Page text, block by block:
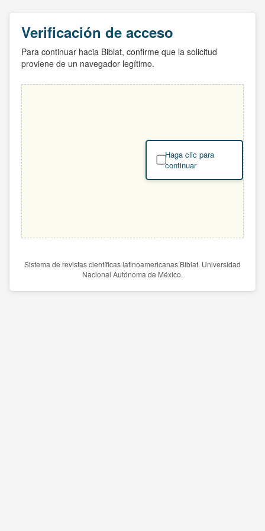
Verificación de acceso
Para continuar hacia Biblat, confirme que la solicitud
proviene de un navegador legítimo.
Haga clic para
continuar
Sistema de revistas científicas latinoamericanas Biblat. Universidad
Nacional Autónoma de México.